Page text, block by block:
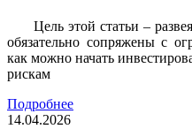
Цель этой статьи –
обязательно сопряжены с
как можно начать
рискам
Подробнее
14.04.2026